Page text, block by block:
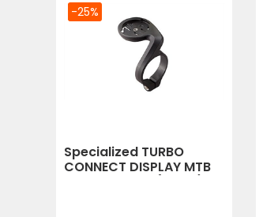
Specialized TURBO
CONNECT DISPLAY MTB
-25%